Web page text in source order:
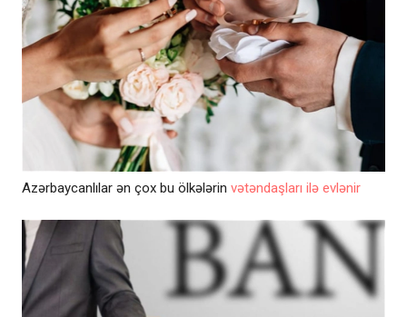
Azərbaycanlılar ən çox bu ölkələrin vətəndaşları ilə evlənir